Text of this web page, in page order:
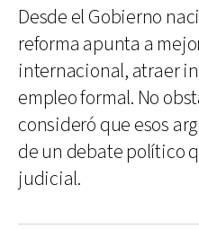
Desde el Gobierno
reforma apunta a
internacional, atraer
empleo formal. No
consideró que esos
de un debate político
judicial.